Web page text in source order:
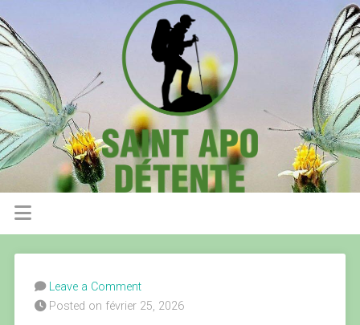
Leave a Comment
Posted on février 25, 2026